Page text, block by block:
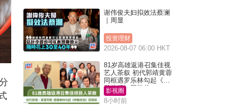
谢伟俊夫妇拟效法蔡澜
｜周显
投资理财
2026-08-07 06:00 HKT
81岁高雄返港召集佳视
艺人茶叙 初代郭靖黄蓉
同框遇罗乐林勾起《神
雕侠侣》回忆杀
影视圈
8小时前